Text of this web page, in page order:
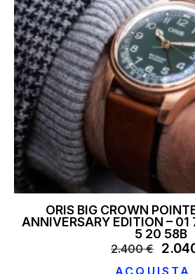
ORIS BIG CROWN
ANNIVERSARY EDITION –
5 20 58B
2.400€
Il
ACQUISTA